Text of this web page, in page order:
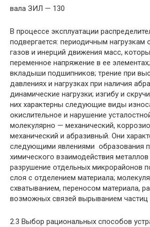
вала ЗИЛ — 130
В процессе эксплуатации
подвергается: периодичным нагрузкам
газов и инерций движения масс,
переменное напряжение в ее
вкладыши подшипников; трение при
давлениях и нагрузках при наличия
динамические нагрузки; изгибу и
них характерны следующие виды
окислительное и нарушение
молекулярно — механический,
механический и абразивный. Они
следующими явлениями  образования
химического взаимодействия
разрушение отдельных микрорайонов
слоя с отделением материала;
схватыванием, переносом материала,
возможных связей вырыванием частиц
2.3 Выбор рациональных способов